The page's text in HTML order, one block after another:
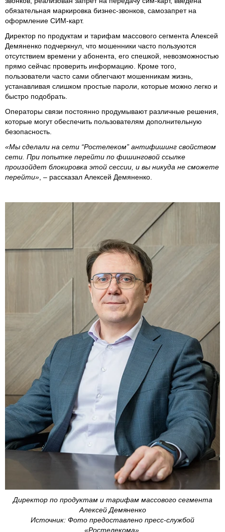
обязательная маркировка бизнес-звонков, самозапрет на
оформление СИМ-карт.
Директор по продуктам и тарифам массового сегмента Алексей
Демяненко подчеркнул, что мошенники часто пользуются
отсутствием времени у абонента, его спешкой, невозможностью
прямо сейчас проверить информацию. Кроме того,
пользователи часто сами облегчают мошенникам жизнь,
устанавливая слишком простые пароли, которые можно легко и
быстро подобрать.
Операторы связи постоянно продумывают различные решения,
которые могут обеспечить пользователям дополнительную
безопасность.
«Мы сделали на сети “Ростелеком” антифишинг свойством
сети. При попытке перейти по фишинговой ссылке
произойдет блокировка этой сессии, и вы никуда не сможете
перейти», – рассказал Алексей Демяненко.
Директор по продуктам и тарифам массового сегмента
Алексей Демяненко
Источник: Фото предоставлено пресс-службой
«Ростелекома»